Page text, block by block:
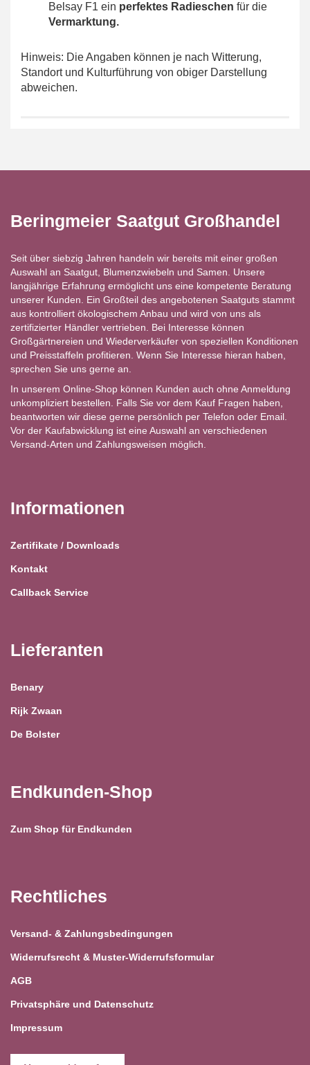
Belsay F1 ein perfektes Radieschen für die
Vermarktung.
Hinweis: Die Angaben können je nach Witterung,
Standort und Kulturführung von obiger Darstellung
abweichen.
Beringmeier Saatgut Großhandel
Seit über siebzig Jahren handeln wir bereits mit einer großen
Auswahl an Saatgut, Blumenzwiebeln und Samen. Unsere
langjährige Erfahrung ermöglicht uns eine kompetente Beratung
unserer Kunden. Ein Großteil des angebotenen Saatguts stammt
aus kontrolliert ökologischem Anbau und wird von uns als
zertifizierter Händler vertrieben. Bei Interesse können
Großgärtnereien und Wiederverkäufer von speziellen Konditionen
und Preisstaffeln profitieren. Wenn Sie Interesse hieran haben,
sprechen Sie uns gerne an.
In unserem Online-Shop können Kunden auch ohne Anmeldung
unkompliziert bestellen. Falls Sie vor dem Kauf Fragen haben,
beantworten wir diese gerne persönlich per Telefon oder Email.
Vor der Kaufabwicklung ist eine Auswahl an verschiedenen
Versand-Arten und Zahlungsweisen möglich.
Informationen
Zertifikate / Downloads
Kontakt
Callback Service
Lieferanten
Benary
Rijk Zwaan
De Bolster
Endkunden-Shop
Zum Shop für Endkunden
Rechtliches
Versand- & Zahlungsbedingungen
Widerrufsrecht & Muster-Widerrufsformular
AGB
Privatsphäre und Datenschutz
Impressum